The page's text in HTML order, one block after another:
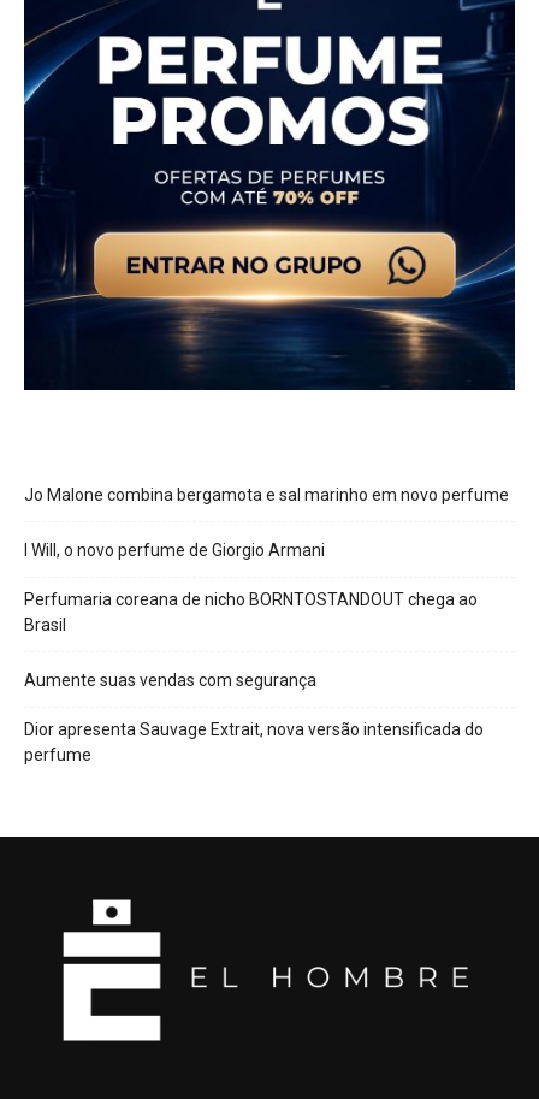
Jo Malone combina bergamota e sal marinho em novo perfume
I Will, o novo perfume de Giorgio Armani
Perfumaria coreana de nicho BORNTOSTANDOUT chega ao
Brasil
Aumente suas vendas com segurança
Dior apresenta Sauvage Extrait, nova versão intensificada do
perfume